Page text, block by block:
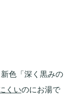
色「深く黒みの
くいのにお湯で